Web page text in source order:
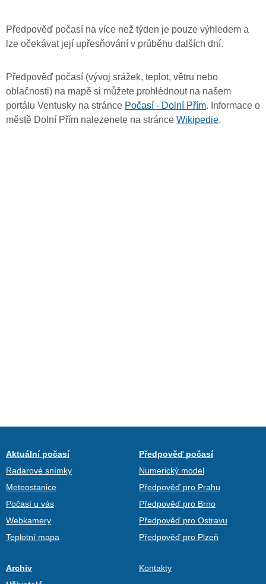
Předpověď počasí na více než týden je pouze výhledem a
lze očekávat její upřesňování v průběhu dalších dní.
Předpověď počasí (vývoj srážek, teplot, větru nebo
oblačnosti) na mapě si můžete prohlédnout na našem
portálu Ventusky na stránce Počasí - Dolní Přím. Informace o
městě Dolní Přím nalezenete na stránce Wikipedie.
Aktuální počasí
Radarové snímky
Meteostanice
Počasí u vás
Webkamery
Teplotní mapa
Předpověď počasí
Numerický model
Předpověď pro Prahu
Předpověď pro Brno
Předpověď pro Ostravu
Předpověď pro Plzeň
Archiv
Kontakty